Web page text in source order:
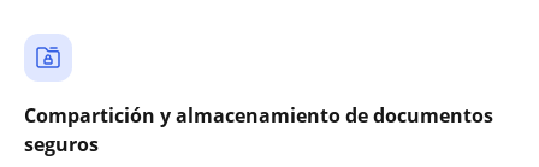
Compartición y almacenamiento de documentos
seguros